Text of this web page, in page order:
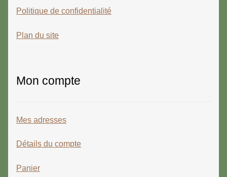
Politique de confidentialité
Plan du site
Mon compte
Mes adresses
Détails du compte
Panier